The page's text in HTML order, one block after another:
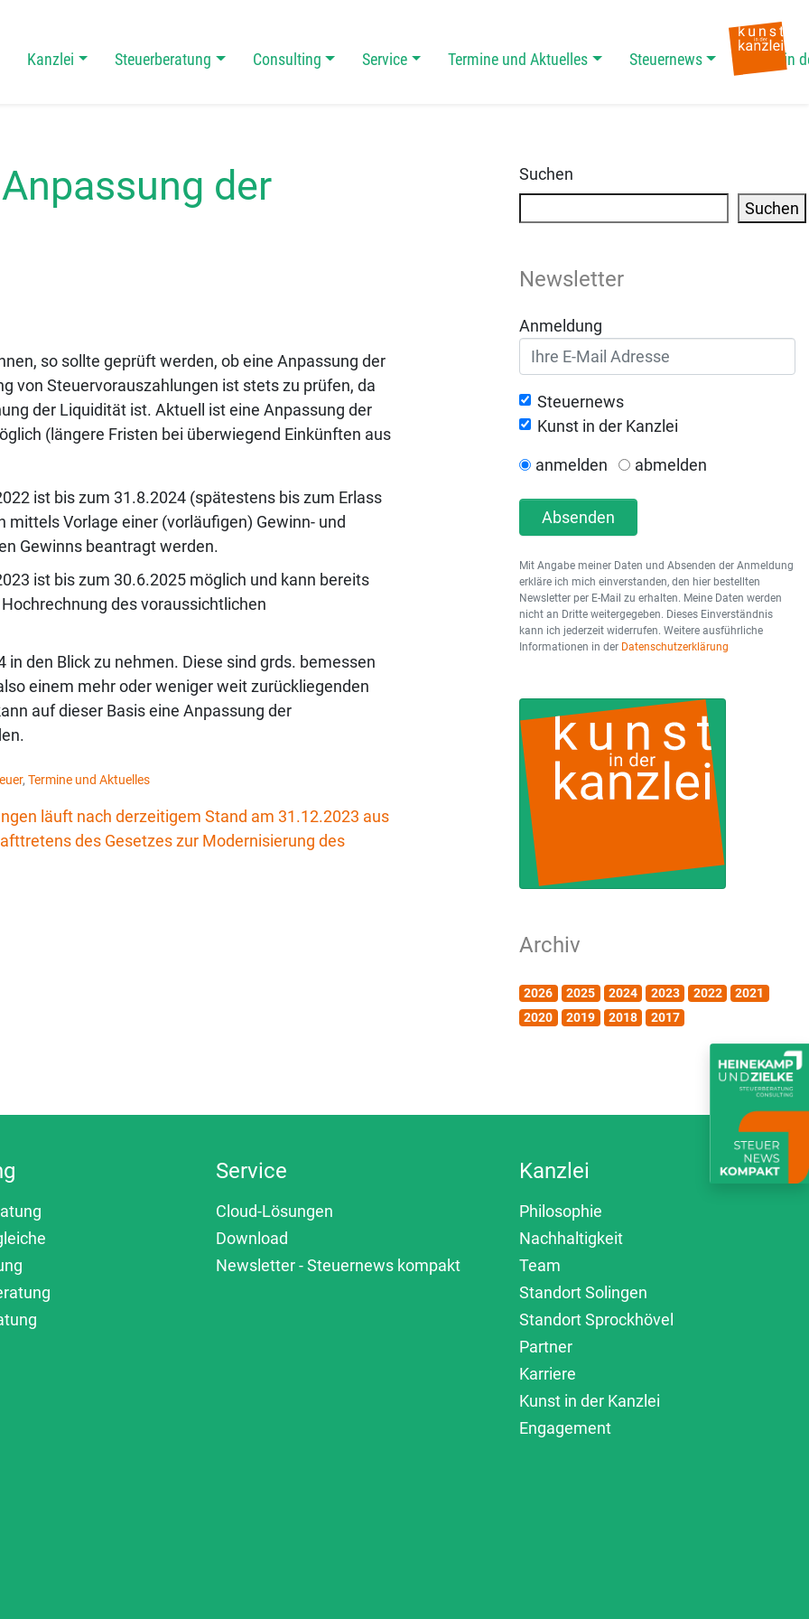
Navigation
Kanzlei Steuerberatung Consulting Service Termine und Aktuelles Steuernews Kunst in
der
so sollte geprüft werden, ob eine Anpassung der
von Steuervorauszahlungen ist stets zu prüfen, da
der Liquidität ist. Aktuell ist eine Anpassung der
(längere Fristen bei überwiegend Einkünften aus
ist bis zum 31.8.2024 (spätestens bis zum Erlass
Vorlage einer (vorläufigen) Gewinn- und
Gewinns beantragt werden.
ist bis zum 30.6.2025 möglich und kann bereits
des voraussichtlichen
den Blick zu nehmen. Diese sind grds. bemessen
einem mehr oder weniger weit zurückliegenden
auf dieser Basis eine Anpassung der
, Termine und Aktuelles
läuft nach derzeitigem Stand am 31.12.2023 aus
des Gesetzes zur Modernisierung des
Suchen
Suchen
Newsletter
Anmeldung
Steuernews
Kunst in der Kanzlei
anmelden abmelden
Absenden
Mit Angabe meiner Daten und Absenden der Anmeldung
erkläre ich mich einverstanden, den hier bestellten
Newsletter per E-Mail zu erhalten. Meine Daten werden
nicht an Dritte weitergegeben. Dieses Einverständnis
kann ich jederzeit widerrufen. Weitere ausführliche
Informationen in der Datenschutzerklärung
Archiv
2026 2025 2024 2023 2022
2021
2020
2019 2018 2017
Service
Cloud-Lösungen
Download
Newsletter - Steuernews kompakt
Kanzlei
Philosophie
Nachhaltigkeit
Team
Standort Solingen
Standort Sprockhövel
Partner
Karriere
Kunst in der Kanzlei
Engagement